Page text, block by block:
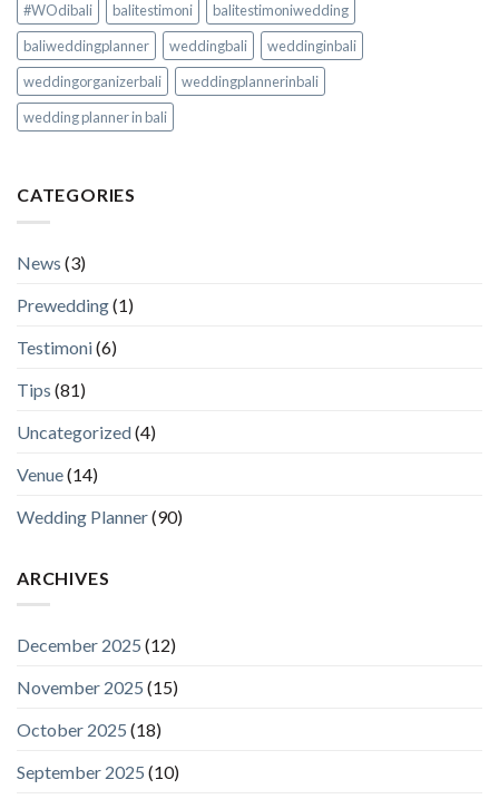
#WOdibali
balitestimoni
balitestimoniwedding
baliweddingplanner
weddingbali
weddinginbali
weddingorganizerbali
weddingplannerinbali
wedding planner in bali
CATEGORIES
News (3)
Prewedding(1)
Testimoni(6)
Tips (81)
Uncategorized(4)
Venue(14)
Wedding Planner(90)
ARCHIVES
December 2025 (12)
November 2025 (15)
October 2025 (18)
September 2025 (10)